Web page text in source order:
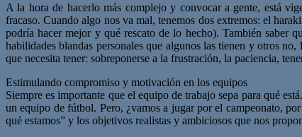
A la hora de hacerlo más complejo y convocar a gente, está
fracaso. Cuando algo nos va mal, tenemos dos extremos: el
podría hacer mejor y qué rescato de lo hecho). También saber
habilidades blandas personales que algunos las tienen y otros
que necesita tener: sobreponerse a la frustración, la paciencia,
Estimulando compromiso y motivación en los equipos
Siempre es importante que el equipo de trabajo sepa para qué
un equipo de fútbol. Pero, ¿vamos a jugar por el campeonato,
qué estamos” y los objetivos realistas y ambiciosos que nos